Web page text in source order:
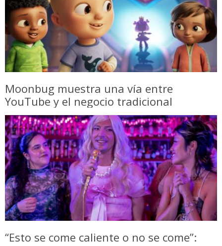
Moonbug muestra una vía entre
YouTube y el negocio tradicional
“Esto se come caliente o no se come”: